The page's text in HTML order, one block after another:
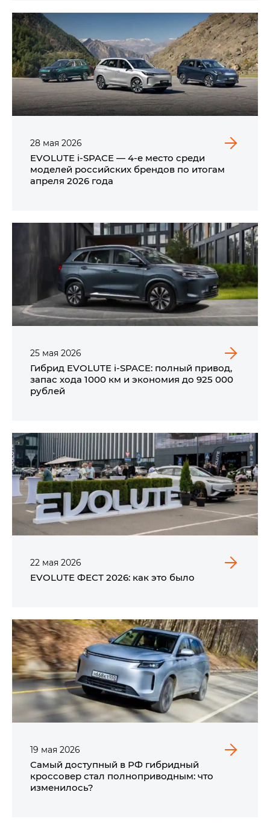
28 мая 2026
EVOLUTE i‑SPACE — 4-е место среди
моделей российских брендов по итогам
апреля 2026 года
25 мая 2026
Гибрид EVOLUTE i‑SPACE: полный привод,
запас хода 1000 км и экономия до 925 000
рублей
22 мая 2026
EVOLUTE ФЕСТ 2026: как это было
19 мая 2026
Самый доступный в РФ гибридный
кроссовер стал полноприводным: что
изменилось?